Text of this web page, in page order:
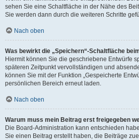
sehen Sie eine Schaltfläche in der Nähe des
Sie werden dann durch die weiteren Schritte
Nach oben
Was bewirkt die „Speichern“-Schaltfläche
Hiermit können Sie die geschriebene Entwürfe
späteren Zeitpunkt vervollständigen und
können Sie mit der Funktion „Gespeicherte
persönlichen Bereich erneut laden.
Nach oben
Warum muss mein Beitrag erst freigegeben
Die Board-Administration kann entschieden
Sie einen Beitrag erstellt haben, die Beiträge